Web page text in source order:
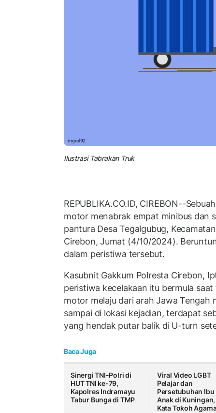
Ilustrasi Tabrakan Truk
REPUBLIKA.CO.ID, CIREBON--Sebuah
motor menabrak empat minibus dan
pantura Desa Tegalgubug,
Cirebon, Jumat (4/10/2024).
dalam peristiwa tersebut.
Kasubnit Gakkum Polresta Cirebon,
peristiwa kecelakaan itu bermula
motor melaju dari arah Jawa Tengah
sampai di lokasi kejadian, terdapat
yang hendak putar balik di U-turn
Baca Juga
Sinergi TNI-Polri di
HUT TNI ke-79,
Kapolres Indramayu
Tabur Bunga di TMP
Viral Video LGBT
Pelajar dan
Persetubuhan Ibu
Anak di
Kata Tokoh